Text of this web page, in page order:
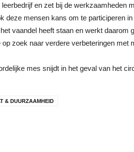
leerbedrijf en zet bij de
deze mensen kans om te participeren
vaandel heeft staan en werkt
op zoek naar verdere verbeteringen met
mes snijdt in het geval van het
& DUURZAAMHEID